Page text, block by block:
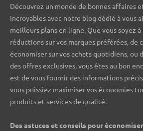
Découvrez un monde de bonnes affaires
incroyables avec notre blog dédié à vous
meilleurs plans en ligne. Que vous soyez
réductions sur vos marques préférées, de
économiser sur vos achats quotidiens, ou
des offres exclusives, vous êtes au bon
est de vous fournir des informations
vous puissiez maximiser vos économies
produits et services de qualité.
Des astuces et conseils pour